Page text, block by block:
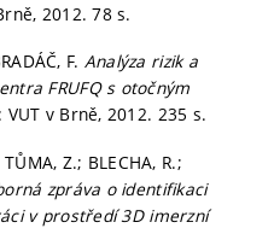
2012. 78 s.
F. Analýza rizik a
FRUFQ s otočným
VUT v Brně, 2012. 235 s.
Z.; BLECHA, R.;
zpráva o identifikaci
v prostředí 3D imerzní